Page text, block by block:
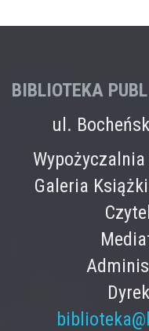
BIBLIOTEKA
ul.
Galeria